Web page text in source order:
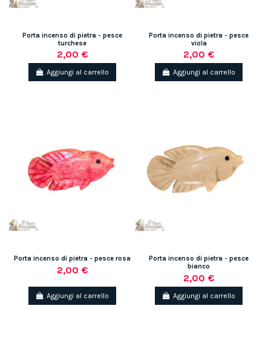
Porta incenso di pietra - pesce
turchese
2,00 €
Aggiungi al carrello
Porta incenso di pietra - pesce
viola
2,00 €
Aggiungi al carrello
Porta incenso di pietra - pesce rosa
2,00 €
Aggiungi al carrello
Porta incenso di pietra - pesce
bianco
2,00 €
Aggiungi al carrello